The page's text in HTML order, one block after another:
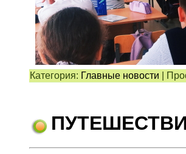
Категория: Главные новости